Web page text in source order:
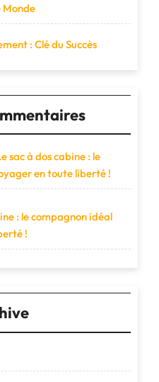
: Clé du Succès
sac à dos cabine : le
en toute liberté !
: le compagnon idéal
!